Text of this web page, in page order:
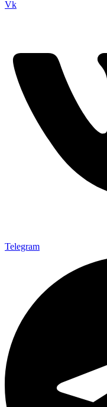
Vk
Telegram